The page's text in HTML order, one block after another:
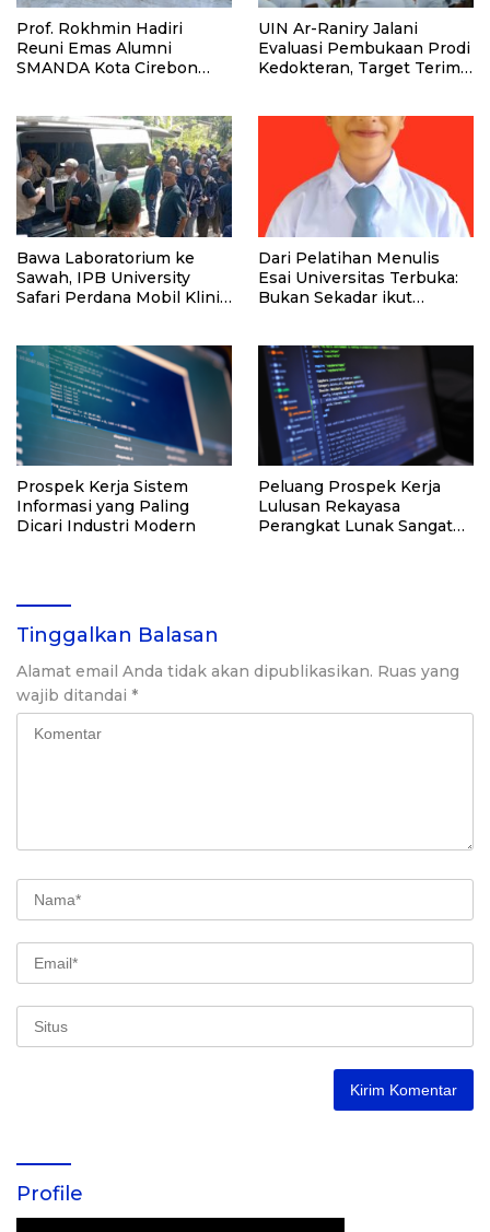
Prof. Rokhmin Hadiri
Reuni Emas Alumni
SMANDA Kota Cirebon
UIN Ar-Raniry Jalani
Evaluasi Pembukaan Prodi
Kedokteran, Target Terima
Bawa Laboratorium ke
Sawah, IPB University
Safari Perdana Mobil Klinik
Dari Pelatihan Menulis
Esai Universitas Terbuka:
Bukan Sekadar ikut
Prospek Kerja Sistem
Informasi yang Paling
Dicari Industri Modern
Peluang Prospek Kerja
Lulusan Rekayasa
Perangkat Lunak Sangat
Tinggalkan Balasan
Alamat email Anda tidak akan dipublikasikan. Ruas yang
wajib ditandai *
Profile